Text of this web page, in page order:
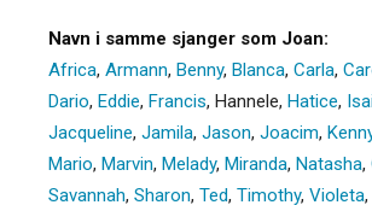
Navn i samme sjanger som Joan:
Africa, Armann, Benny, Blanca, Carla,
Dario, Eddie, Francis, Hannele, Hatice,
Jacqueline, Jamila, Jason, Joacim,
Mario, Marvin, Melady, Miranda, Natasha,
Savannah, Sharon, Ted, Timothy, Violeta,